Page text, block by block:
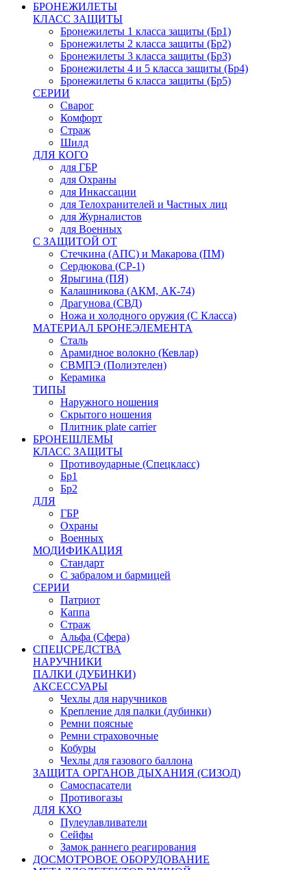
БРОНЕЖИЛЕТЫ
КЛАСС ЗАЩИТЫ
Бронежилеты 1 класса защиты (Бр1)
Бронежилеты 2 класса защиты (Бр2)
Бронежилеты 3 класса защиты (Бр3)
Бронежилеты 4 и 5 класса защиты (Бр4)
Бронежилеты 6 класса защиты (Бр5)
СЕРИИ
Сварог
Комфорт
Страж
Шилд
ДЛЯ КОГО
для ГБР
для Охраны
для Инкассации
для Телохранителей и Частных лиц
для Журналистов
для Военных
С ЗАЩИТОЙ ОТ
Стечкина (АПС) и Макарова (ПМ)
Сердюкова (СР-1)
Ярыгина (ПЯ)
Калашникова (АКМ, АК-74)
Драгунова (СВД)
Ножа и холодного оружия (С Класса)
МАТЕРИАЛ БРОНЕЭЛЕМЕНТА
Сталь
Арамидное волокно (Кевлар)
СВМПЭ (Полиэтелен)
Керамика
ТИПЫ
Наружного ношения
Скрытого ношения
Плитник plate carrier
БРОНЕШЛЕМЫ
КЛАСС ЗАЩИТЫ
Противоударные (Спецкласс)
Бр1
Бр2
ДЛЯ
ГБР
Охраны
Военных
МОДИФИКАЦИЯ
Стандарт
С забралом и бармицей
СЕРИИ
Патриот
Каппа
Страж
Альфа (Сфера)
СПЕЦСРЕДСТВА
НАРУЧНИКИ
ПАЛКИ (ДУБИНКИ)
АКСЕССУАРЫ
Чехлы для наручников
Крепление для палки (дубинки)
Ремни поясные
Ремни страховочные
Кобуры
Чехлы для газового баллона
ЗАЩИТА ОРГАНОВ ДЫХАНИЯ (СИЗОД)
Самоспасатели
Противогазы
ДЛЯ КХО
Пулеулавливатели
Сейфы
Замок раннего реагирования
ДОСМОТРОВОЕ ОБОРУДОВАНИЕ